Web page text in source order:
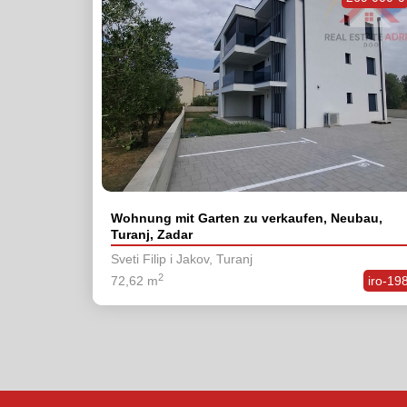
Wohnung mit Garten zu verkaufen, Neubau,
Turanj, Zadar
Sveti Filip i Jakov, Turanj
iro-
72,62 m2